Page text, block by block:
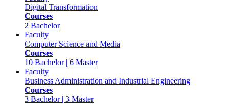
Digital Transformation
Courses
2 Bachelor
Faculty
Computer Science and Media
Courses
10 Bachelor | 6 Master
Faculty
Business Administration and Industrial Engineering
Courses
3 Bachelor | 3 Master